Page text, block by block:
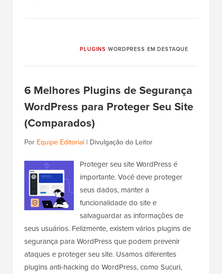
PLUGINS WORDPRESS EM DESTAQUE
6 Melhores Plugins de Segurança
WordPress para Proteger Seu Site
(Comparados)
Por Equipe Editorial | Divulgação do Leitor
Proteger seu site WordPress é
importante. Você deve proteger
seus dados, manter a
funcionalidade do site e
salvaguardar as informações de
seus usuários. Felizmente, existem vários plugins de
segurança para WordPress que podem prevenir
ataques e proteger seu site. Usamos diferentes
plugins anti-hacking do WordPress, como Sucuri,